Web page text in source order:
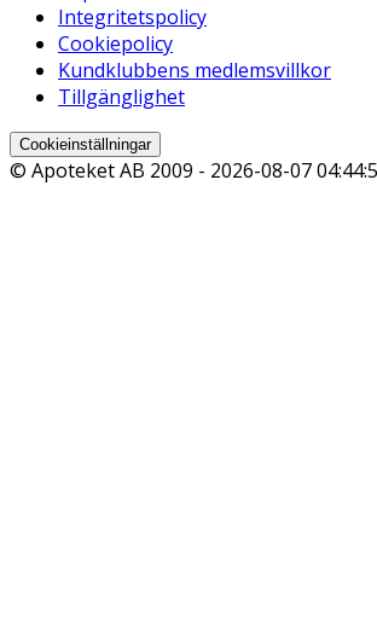
Integritetspolicy
Cookiepolicy
Kundklubbens medlemsvillkor
Tillgänglighet
Cookieinställningar
© Apoteket AB 2009 - 2026-08-07